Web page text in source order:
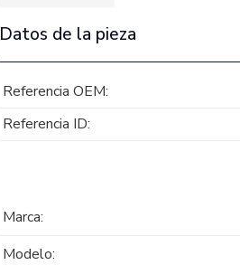
Datos de la pieza
Referencia OEM:
Referencia ID:
Marca:
Modelo: